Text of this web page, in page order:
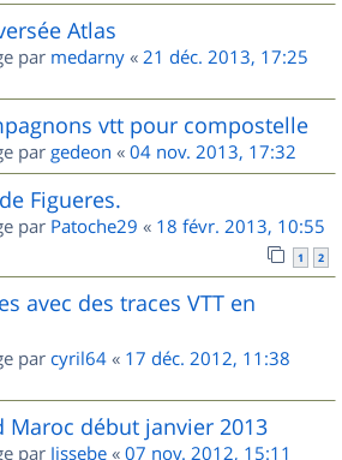
Atlas
par medarny « 21 déc. 2013, 17:25
vtt pour compostelle
par gedeon « 04 nov. 2013, 17:32
Figueres.
par Patoche29 « 18 févr. 2013, 10:55
1 2
avec des traces VTT en
par cyril64 « 17 déc. 2012, 11:38
Maroc début janvier 2013
par Jissebe « 07 nov. 2012, 15:11